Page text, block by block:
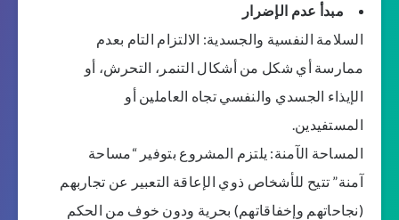
مبدأ عدم الإضرار
السلامة النفسية والجسدية: الالتزام التام بعدم
ممارسة أي شكل من أشكال التنمر، التحرش، أو
الإيذاء الجسدي والنفسي تجاه العاملين أو
المستفيدين.
المساحة الآمنة: يلتزم المشروع بتوفير “مساحة
آمنة” تتيح للأشخاص ذوي الإعاقة التعبير عن تجاربهم
(نجاحاتهم وإخفاقاتهم) بحرية ودون خوف من الحكم